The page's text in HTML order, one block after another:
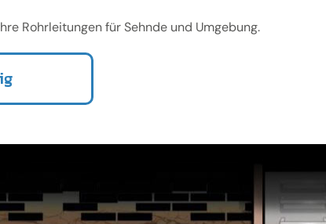
Rohrleitungen für Sehnde und Umgebung.